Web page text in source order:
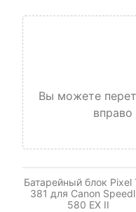
Вы можете
вправо
Батарейный блок Pixel
381 для Canon
580 EX II